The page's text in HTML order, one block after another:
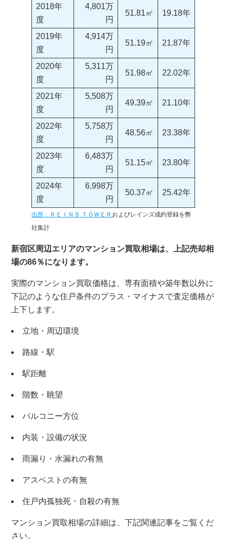
2018年
度
4,801万
円
51.81㎡ 19.18年
2019年
度
4,914万
円
51.19㎡ 21.87年
2020年
度
5,311万
円
51.98㎡ 22.02年
2021年
度
5,508万
円
49.39㎡ 21.10年
2022年
度
5,758万
円
48.56㎡ 23.38年
2023年
度
6,483万
円
51.15㎡ 23.80年
2024年
度
6,998万
円
50.37㎡ 25.42年
出所：ＲＥＩＮＳ ＴＯＷＥＲ およびレインズ成約登録を弊
社集計
新宿区周辺エリアのマンション買取相場は、上記売却相
場の86％になります。
実際のマンション買取価格は、専有面積や築年数以外に
下記のような住戸条件のプラス・マイナスで査定価格が
上下します。
立地・周辺環境
路線・駅
駅距離
階数・眺望
バルコニー方位
内装・設備の状況
雨漏り・水漏れの有無
アスベストの有無
住戸内孤独死・自殺の有無
マンション買取相場の詳細は、下記関連記事をご覧くだ
さい。